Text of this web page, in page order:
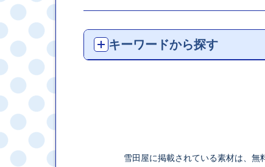
キーワードから探す
雪田屋に掲載されている素材は、無